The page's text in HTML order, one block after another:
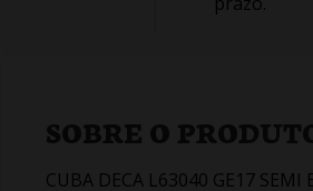
SOBRE O
CUBA DECA L63040 GE17 SEMI